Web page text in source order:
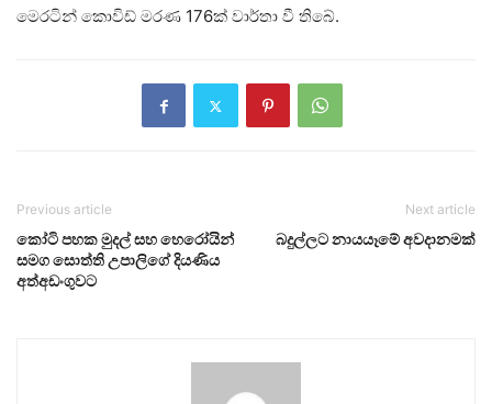
මෙරටින් කොවිඩ් මරණ 176ක් වාර්තා වී තිබේ.
Previous article
කෝටි පහක මුදල් සහ හෙරෝයින්
සමග සොත්ති උපාලිගේ දියණිය
අත්අඩංගුවට
Next article
බදුල්ලට නායයෑමේ අවදානමක්